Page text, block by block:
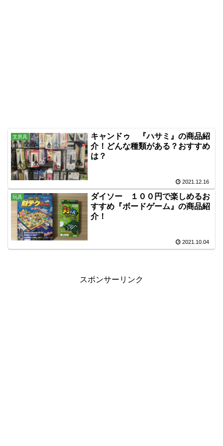
文房具
キャンドゥ 『ハサミ』の商品紹
介！どんな種類がある？おすすめ
は？
2021.12.16
玩具
ダイソー １００円で楽しめるお
すすめ『ボードゲーム』の商品紹
介！
2021.10.04
スポンサーリンク